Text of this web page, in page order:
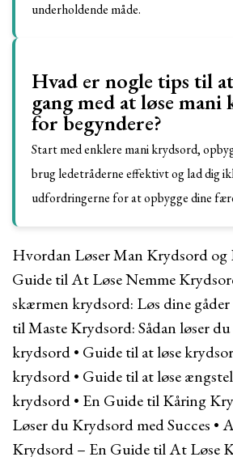
underholdende måde.
Hvad er nogle tips til
gang med at løse
for begyndere?
Start med enklere mani krydsord,
brug ledetråderne effektivt og lad dig
udfordringerne for at opbygge dine
Hvordan Løser Man Krydsord og
Guide til At Løse Nemme
skærmen krydsord: Løs dine
til Maste Krydsord: Sådan løser
krydsord• Guide til at løse
krydsord• Guide til at løse
krydsord• En Guide til Kåring
Løser du Krydsord med Succes •
Krydsord – En Guide til At Løse